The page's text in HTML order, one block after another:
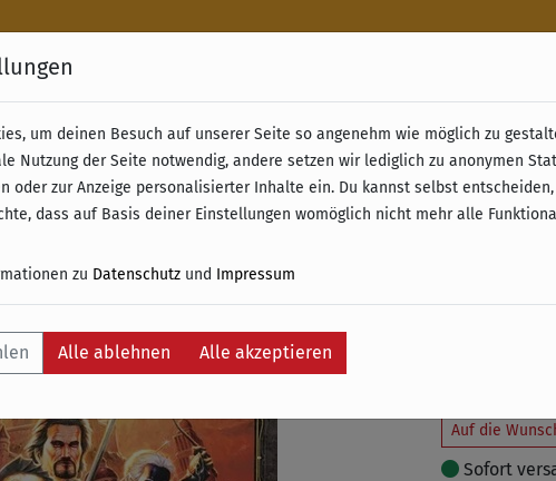
Versand & Retoure ab 49 € (innerhalb Deutschlands)
Lords
Auf die
Sofort
um deinen Besuch auf unserer Seite so angenehm wie möglich zu
Nutzung der Seite notwendig, andere setzen wir lediglich zu anonymen
oder zur Anzeige personalisierter Inhalte ein. Du kannst selbst
dass auf Basis deiner Einstellungen womöglich nicht mehr alle
zu Datenschutz und Impressum
Alle ablehnen Alle akzeptieren